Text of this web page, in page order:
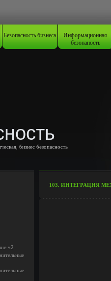
Безопасность бизнеса Информационная
безопаность
бизнес безопасность
ч2
103. ИНТЕГРАЦИЯ